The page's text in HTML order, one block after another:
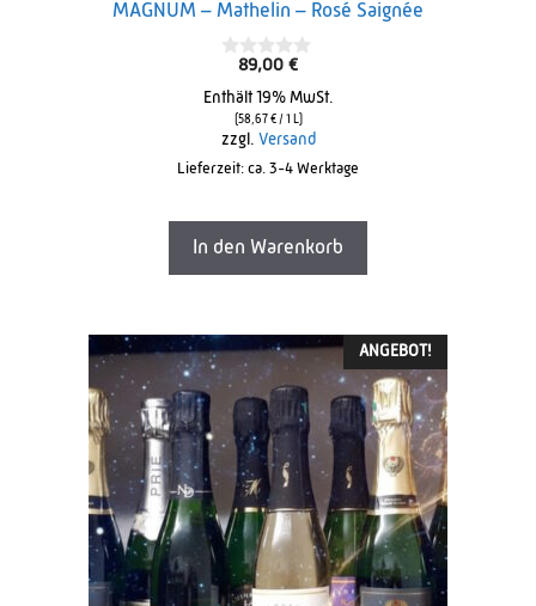
MAGNUM – Mathelin – Rosé Saignée
o
u
o
5
89,00 €
Enthält 19% MwSt.
58,67 €/ 1 L)
zzgl. Versand
Lieferzeit: ca. 3-4 Werktage
In den Warenkorb
ANGEBOT!